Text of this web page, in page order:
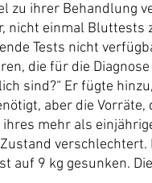
zu ihrer Behandlung
nicht einmal Bluttests
Tests nicht
die für die
sind?“ Er fügte
aber die
ihres mehr als
auf 9 kg gesunken.